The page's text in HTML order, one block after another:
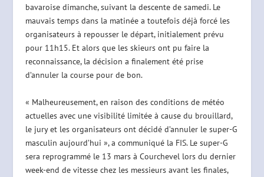
bavaroise dimanche, suivant la descente de samedi. Le
mauvais temps dans la matinée a toutefois déjà forcé les
organisateurs à repousser le départ, initialement prévu
pour 11h15. Et alors que les skieurs ont pu faire la
reconnaissance, la décision a finalement été prise
d’annuler la course pour de bon.
« Malheureusement, en raison des conditions de météo
actuelles avec une visibilité limitée à cause du brouillard,
le jury et les organisateurs ont décidé d’annuler le super-G
masculin aujourd’hui », a communiqué la FIS. Le super-G
sera reprogrammé le 13 mars à Courchevel lors du dernier
week-end de vitesse chez les messieurs avant les finales,